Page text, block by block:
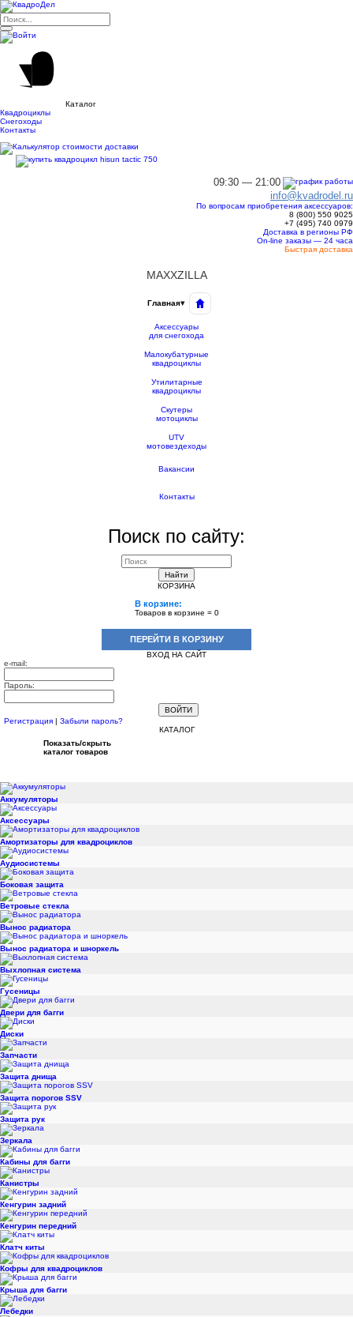
Каталог
Квадроциклы
Снегоходы
Контакты
09:30 — 21:00
info@kvadrodel.ru
По вопросам приобретения аксессуаров:
8 (800) 550 9025
+7 (495) 740 0979
Доставка в регионы РФ
On-line заказы — 24 часа
Быстрая доставка
MAXXZILLA
Главная▾
Аксессуары
для снегохода
Малокубатурные
квадроциклы
Утилитарные
квадроциклы
Скутеры
мотоциклы
UTV
мотовездеходы
Вакансии
Контакты
Поиск по сайту:
Найти
КОРЗИНА
В корзине:
Товаров в корзине = 0
ПЕРЕЙТИ В КОРЗИНУ
ВХОД НА САЙТ
e-mail:
Пароль:
Регистрация
Забыли пароль?
КАТАЛОГ
Показать/скрыть
каталог товаров
Аккумуляторы
Аксессуары
Амортизаторы для квадроциклов
Аудиосистемы
Боковая защита
Ветровые стекла
Вынос радиатора
Вынос радиатора и шноркель
Выхлопная система
Гусеницы
Двери для багги
Диски
Запчасти
Защита днища
Защита порогов SSV
Защита рук
Зеркала
Кабины для багги
Канистры
Кенгурин задний
Кенгурин передний
Клатч киты
Кофры для квадроциклов
Крыша для багги
Лебедки